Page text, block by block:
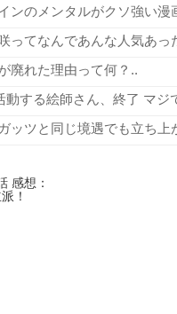
ンのメンタルがクソ強い漫
ってなんであんな人気あっ
廃れた理由って何？..
動する絵師さん、終了 マ
ッツと同じ境遇でも立ち
感想：
！